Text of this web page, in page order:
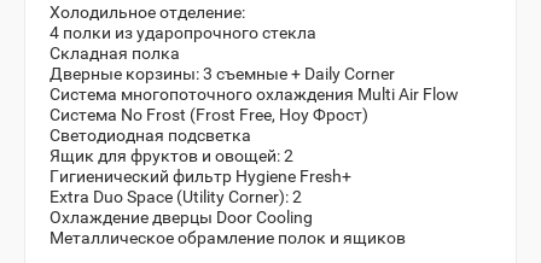
Холодильное отделение:
4 полки из ударопрочного стекла
Складная полка
Дверные корзины: 3 съемные + Daily Corner
Система многопоточного охлаждения Multi Air Flow
Система Nо Frost (Frost Free, Ноу Фрост)
Светодиодная подсветка
Ящик для фруктов и овощей: 2
Гигиенический фильтр Hygiene Fresh+
Extra Duo Space (Utility Corner): 2
Охлаждение дверцы Door Cooling
Металлическое обрамление полок и ящиков